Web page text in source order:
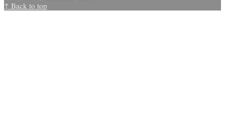
↑ Back to top